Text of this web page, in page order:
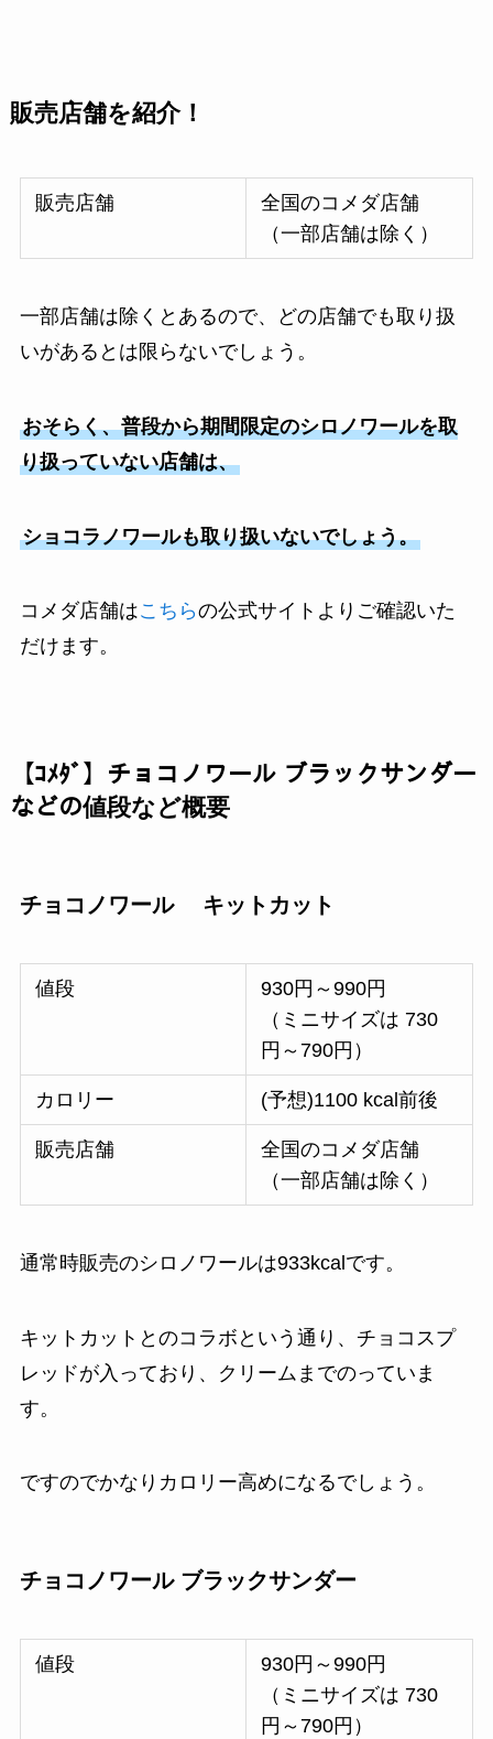
販売店舗を紹介！
販売店舗
全国のコメダ店舗
（一部店舗は除く）
一部店舗は除くとあるので、どの店舗でも取り扱
いがあるとは限らないでしょう。
おそらく、普段から期間限定のシロノワールを取
り扱っていない店舗は、
ショコラノワールも取り扱いないでしょう。
コメダ店舗はこちらの公式サイトよりご確認いた
だけます。
【ｺﾒﾀﾞ】チョコノワール ブラックサンダー
などの値段など概要
チョコノワール キットカット
値段
930円～990円
（ミニサイズは 730
円～790円）
カロリー (予想)1100 kcal前後
販売店舗
全国のコメダ店舗
（一部店舗は除く）
通常時販売のシロノワールは933kcalです。
キットカットとのコラボという通り、チョコスプ
レッドが入っており、クリームまでのっていま
す。
ですのでかなりカロリー高めになるでしょう。
チョコノワール ブラックサンダー
値段
930円～990円
（ミニサイズは 730
円～790円）